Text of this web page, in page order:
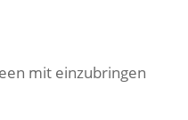
mit einzubringen